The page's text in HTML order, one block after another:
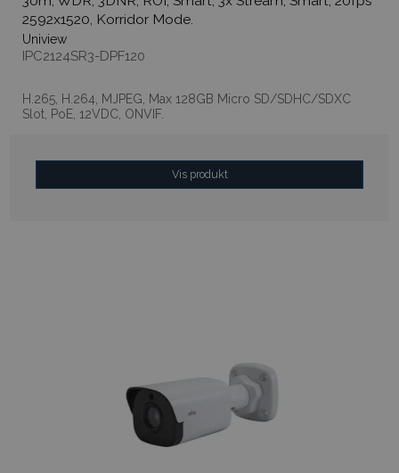
2592x1520, Korridor Mode.
Uniview
IPC2124SR3-DPF120
H.265, H.264, MJPEG, Max 128GB Micro SD/SDHC/SDXC
Slot, PoE, 12VDC, ONVIF.
Vis produkt